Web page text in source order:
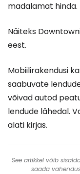
madalamat hinda.
Näiteks
eest.
Mobiilirakendusi
saabuvate
võivad autod
lendude lähedal.
alati kirjas.
See artikkel võib
saada